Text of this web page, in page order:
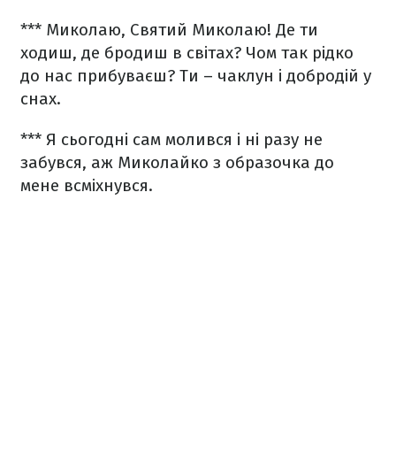
*** Миколаю, Святий Миколаю! Де ти
ходиш, де бродиш в світах? Чом так рідко
до нас прибуваєш? Ти – чаклун і добродій у
снах.
*** Я сьогодні сам молився і ні разу не
забувся, аж Миколайко з образочка до
мене всміхнувся.